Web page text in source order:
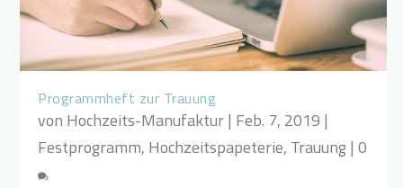
Programmheft zur Trauung
von Hochzeits-Manufaktur| Feb. 7, 2019 |
Festprogramm, Hochzeitspapeterie, Trauung|0